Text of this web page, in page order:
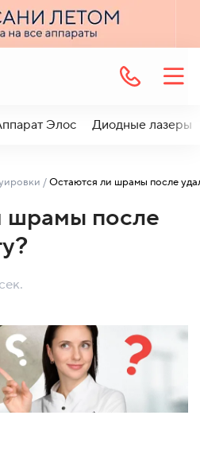
Элос Диодные лазеры
/
шрамы после